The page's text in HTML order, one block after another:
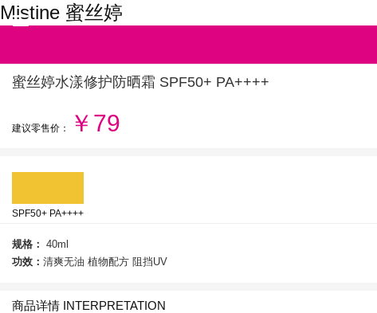
Mistine 蜜丝婷
蜜丝婷水漾修护防晒霜 SPF50+ PA++++
建议零售价： ￥79
SPF50+ PA++++
规格： 40ml
功效： 清爽无油 植物配方 阻挡UV
商品详情 INTERPRETATION